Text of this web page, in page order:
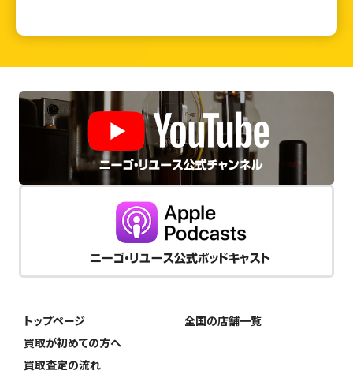
トップページ
買取が初めての方へ
買取査定の流れ
全国の店舗一覧